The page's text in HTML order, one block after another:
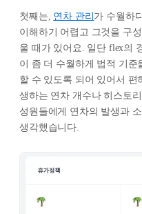
첫째는, 연차 관리 가 수월하
이해하기 어렵고 그것을 구
울 때가 있어요. 일단 flex의
이 좀 더 수월하게 법적 기
할 수 있도록 되어 있어서
생하는 연차 개수나 히스토
성원들에게 연차의 발생과
생각했습니다.